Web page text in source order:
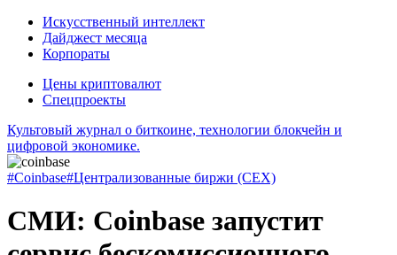
Искусственный интеллект
Дайджест месяца
Корпораты
Цены криптовалют
Спецпроекты
Культовый журнал о биткоине, технологии блокчейн и
цифровой экономике.
#Coinbase#Централизованные биржи (CEX)
СМИ: Coinbase запустит